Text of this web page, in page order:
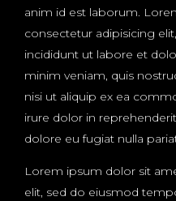
anim id est laborum.
consectetur adipisicing
incididunt ut labore et
minim veniam, quis
nisi ut aliquip ex ea
irure dolor in
dolore eu fugiat nulla
Lorem ipsum dolor sit
elit, sed do eiusmod